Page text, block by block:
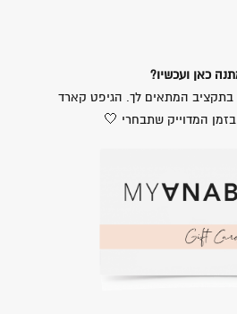
כאן ועכשיו?
בתקציב המתאים לך. הגיפט קארד
בזמן המדוייק שתבחרי 🤍